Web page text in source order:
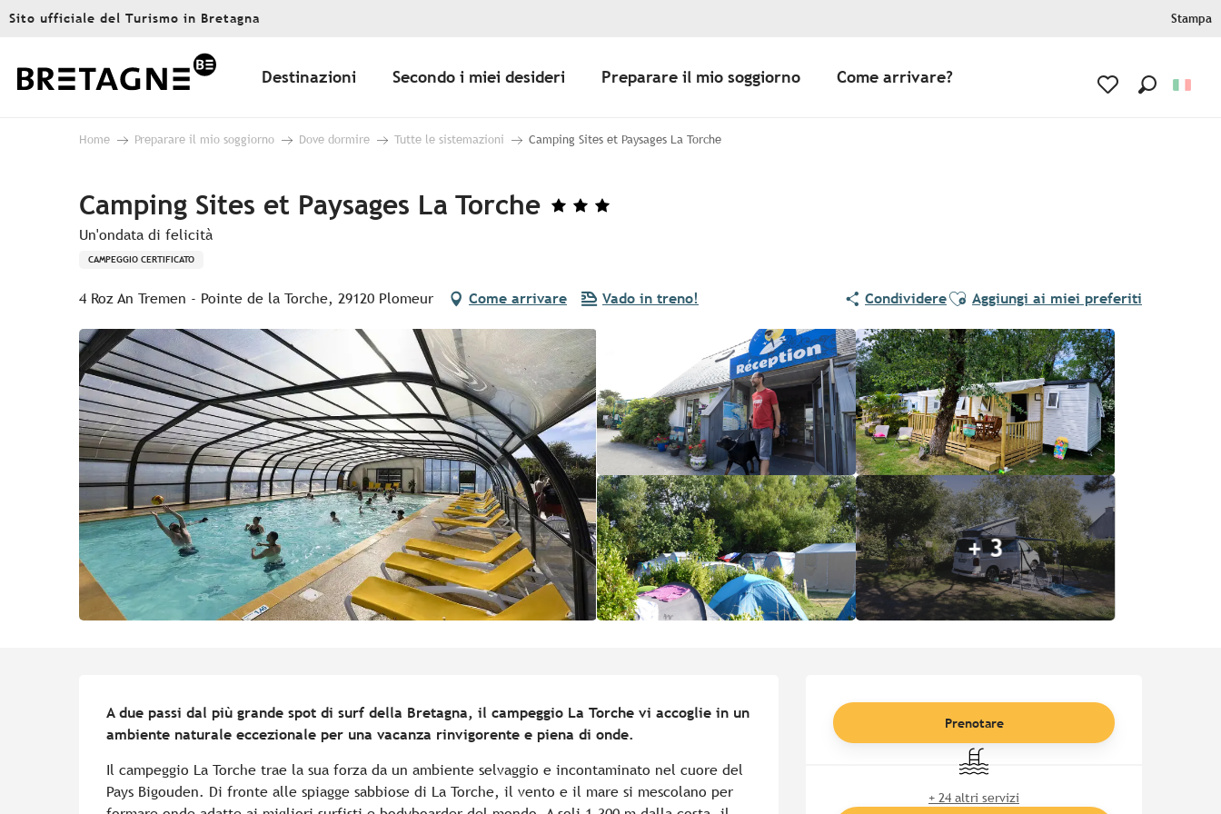
Aller
principal
Sito ufficiale del Turismo in Bretagna Stampa
Destinazioni Secondo i miei desideri Preparare il mio soggiorno Come arrivare?
Home Preparare il mio soggiorno Dove dormire Tutte le sistemazioni Camping Sites et Paysages La Torche
Camping Sites et Paysages La Torche
Un'ondata di felicità
CAMPEGGIO CERTIFICATO
4 Roz An Tremen - Pointe de la Torche, 29120 Plomeur Come arrivare Vado in treno! CondividereAjouter aux favoris
Aggiungi ai miei preferiti
+ 3
Orari e contatti
Prenotare
Piscina
+ 24 altri servizi
A due passi dal più grande spot di surf della Bretagna, il campeggio La Torche vi accoglie in un
ambiente naturale eccezionale per una vacanza rinvigorente e piena di onde.
Il campeggio La Torche trae la sua forza da un ambiente selvaggio e incontaminato nel cuore del
Pays Bigouden. Di fronte alle spiagge sabbiose di La Torche, il vento e il mare si mescolano per